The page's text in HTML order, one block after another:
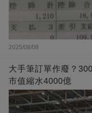
2025/08/08
大手筆訂單作廢？
市值縮水4000億